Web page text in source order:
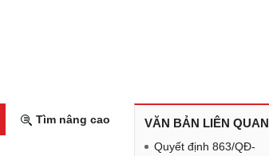
Tìm nâng cao VĂN BẢN LIÊN QUAN
Quyết định 863/QĐ-